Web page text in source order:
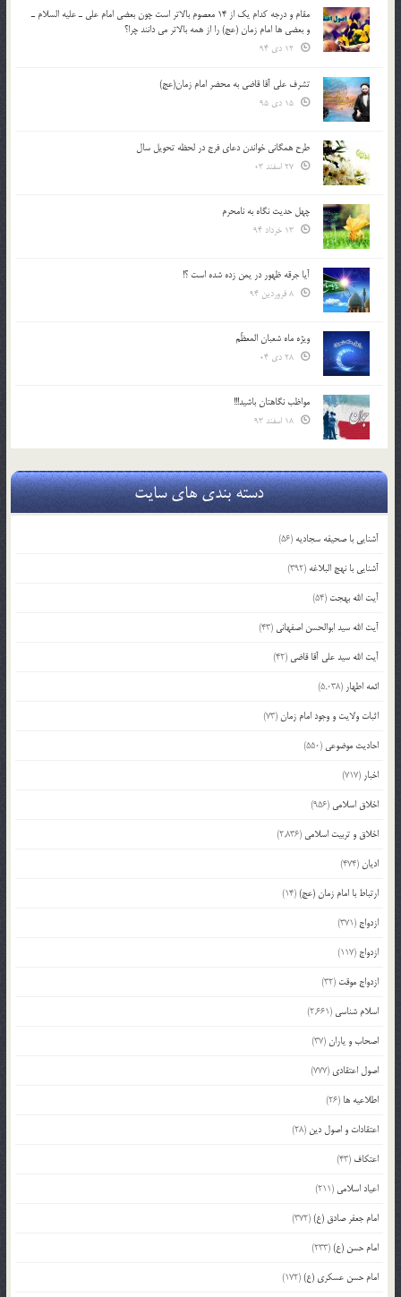
مقام و درجه كدام يك از 14 معصوم بالاتر است چون بعضي امام علي ـ عليه السلام ـ
و بعضي ها امام زمان (عج) را از همه بالاتر مي دانند چرا؟
تشرف علي آقا قاضي به محضر امام زمان(عج)
طرح همگانی خواندن دعای فرج در لحظه تحویل سال
چهل حدیث نگاه به نامحرم
آیا جرقه ظهور در یمن زده شده است ؟!
ویژه ماه شعبان المعظّم
مواظب نگاهتان باشید!!!
دسته بندی های سایت
آشنایی با صحیفه سجادیه (56)
آشنایی با نهج البلاغه (392)
آیت الله بهجت (54)
آیت الله سید ابوالحسن اصفهانی (43)
آیت الله سید علی آقا قاضی (42)
ائمه اطهار (5,038)
اثبات ولایت و وجود امام زمان(73)
احادیث موضوعی (550)
اخبار (717)
اخلاق اسلامی (956)
اخلاق و تربیت اسلامی (2,836)
ادیان(474)
ارتباط با امام زمان (عج)(14)
ازدواج (371)
ازدواج (117)
ازدواج موقت (32)
اسلام شناسی (2,661)
اصحاب و یاران(37)
اصول اعتقادی (777)
اطلاعیه ها (26)
اعتقادات و اصول دین (28)
اعتکاف (43)
اعیاد اسلامی (211)
امام جعفر صادق (ع)(372)
امام حسن (ع)(233)
امام حسن عسکری (ع)(172)